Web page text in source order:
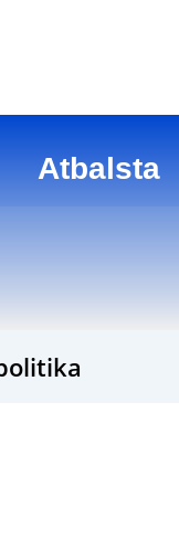
Atbalsta